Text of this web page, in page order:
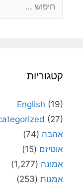
קטגוריות
English (19)
(27)
אהבה (74)
אוטיזם (15)
אמונה (1,277)
אמנות (253)